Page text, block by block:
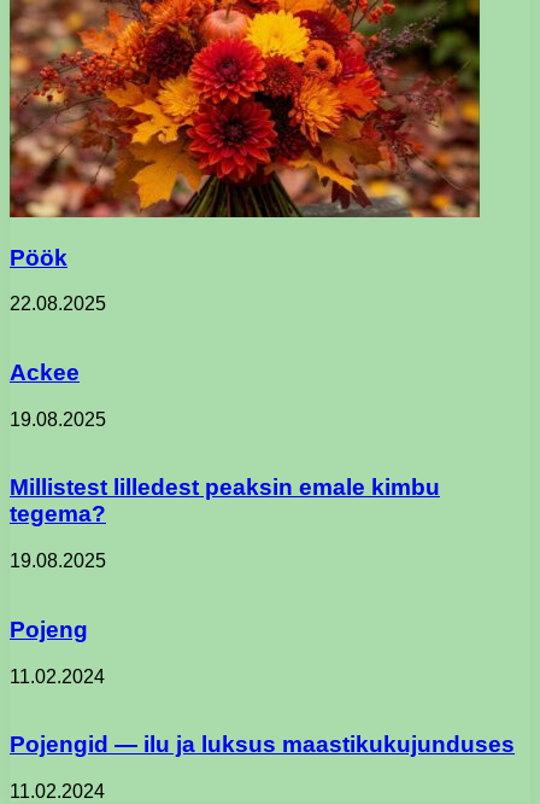
Pöök
22.08.2025
Ackee
19.08.2025
Millistest lilledest peaksin emale kimbu
tegema?
19.08.2025
Pojeng
11.02.2024
Pojengid — ilu ja luksus maastikukujunduses
11.02.2024